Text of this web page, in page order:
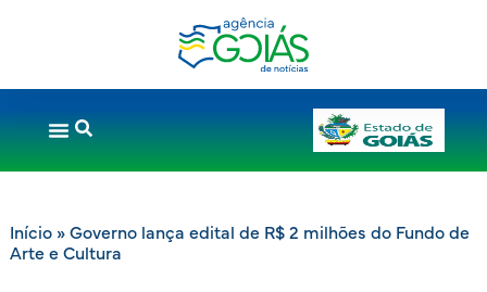
Início» Governo lança edital de R$ 2 milhões do Fundo de
Arte e Cultura